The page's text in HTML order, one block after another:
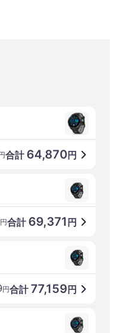
合計 64,870円
合計 69,371 円
円
合計77,159 円
円